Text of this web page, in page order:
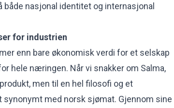
nasjonal identitet og internasjonal
for industrien
enn bare økonomisk verdi for et selskap
hele næringen. Når vi snakker om Salma,
men til en hel filosofi og et
med norsk sjømat. Gjennom sine